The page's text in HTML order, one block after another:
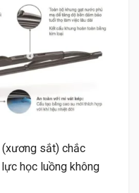
sắt) chắc
học luồng không